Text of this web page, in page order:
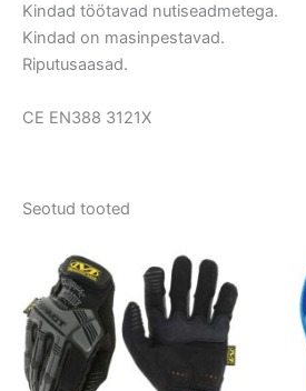
Kindad töötavad nutiseadmetega.
Kindad on masinpestavad.
Riputusaasad.
CE EN388 3121X
Seotud tooted
product
has
multiple
variants.
The